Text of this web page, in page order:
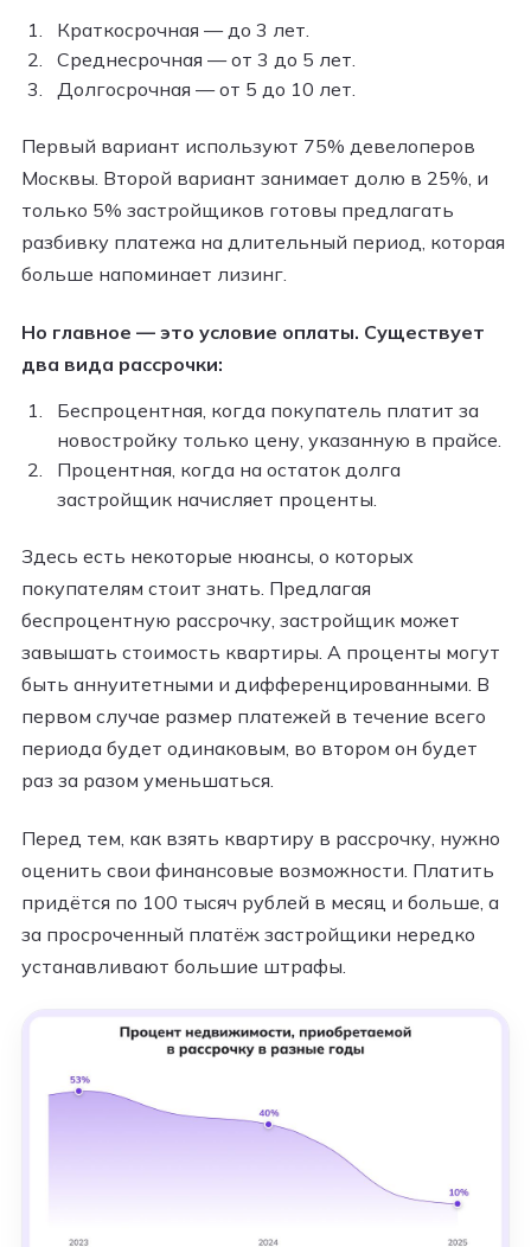
Краткосрочная — до 3 лет.
Среднесрочная — от 3 до 5 лет.
Долгосрочная — от 5 до 10 лет.
Первый вариант используют 75% девелоперов
Москвы. Второй вариант занимает долю в 25%, и
только 5% застройщиков готовы предлагать
разбивку платежа на длительный период, которая
больше напоминает лизинг.
Но главное — это условие оплаты. Существует
два вида рассрочки:
Беспроцентная, когда покупатель платит за
новостройку только цену, указанную в прайсе.
Процентная, когда на остаток долга
застройщик начисляет проценты.
Здесь есть некоторые нюансы, о которых
покупателям стоит знать. Предлагая
беспроцентную рассрочку, застройщик может
завышать стоимость квартиры. А проценты могут
быть аннуитетными и дифференцированными. В
первом случае размер платежей в течение всего
периода будет одинаковым, во втором он будет
раз за разом уменьшаться.
Перед тем, как взять квартиру в рассрочку, нужно
оценить свои финансовые возможности. Платить
придётся по 100 тысяч рублей в месяц и больше, а
за просроченный платёж застройщики нередко
устанавливают большие штрафы.